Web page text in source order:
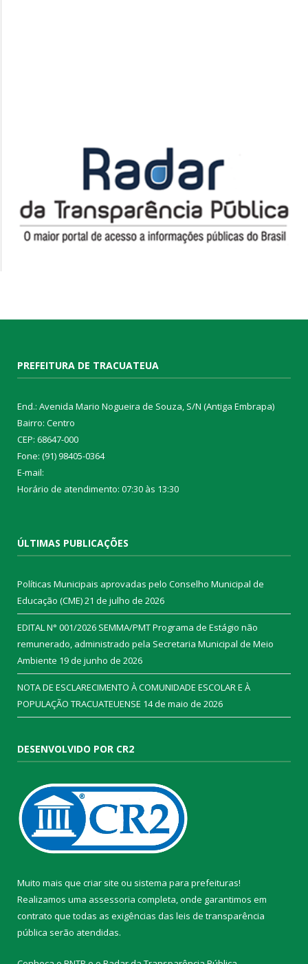
PREFEITURA DE TRACUATEUA
End.: Avenida Mario Nogueira de Souza, S/N (Antiga Embrapa)
Bairro: Centro
CEP: 68647-000
Fone: (91) 98405-0364
E-mail:
Horário de atendimento: 07:30 às 13:30
ÚLTIMAS PUBLICAÇÕES
Políticas Municipais aprovadas pelo Conselho Municipal de
Educação (CME)21 de julho de 2026
EDITAL N° 001/2026 SEMMA/PMT Programa de Estágio não
remunerado, administrado pela Secretaria Municipal de Meio
Ambiente 19 de junho de 2026
NOTA DE ESCLARECIMENTO À COMUNIDADE ESCOLAR E À
POPULAÇÃO TRACUATEUENSE 14 de maio de 2026
DESENVOLVIDO POR CR2
Muito mais que criar site ou sistema para prefeituras!
Realizamos uma assessoria completa, onde garantimos em
contrato que todas as exigências das leis de transparência
pública serão atendidas.